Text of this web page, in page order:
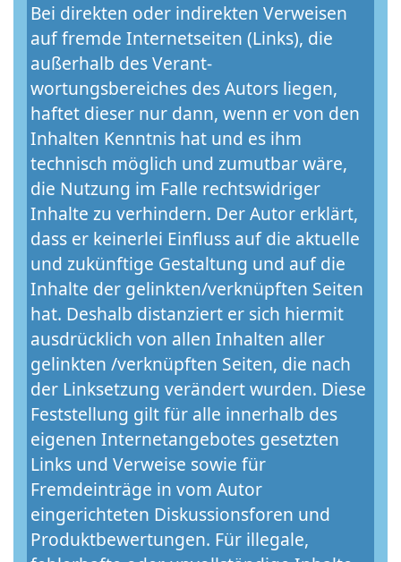
Bei direkten oder indirekten Verweisen
auf fremde Internetseiten (Links), die
außerhalb des Verant-
wortungsbereiches des Autors liegen,
haftet dieser nur dann, wenn er von den
Inhalten Kenntnis hat und es ihm
technisch möglich und zumutbar wäre,
die Nutzung im Falle rechtswidriger
Inhalte zu verhindern. Der Autor erklärt,
dass er keinerlei Einfluss auf die aktuelle
und zukünftige Gestaltung und auf die
Inhalte der gelinkten/verknüpften Seiten
hat. Deshalb distanziert er sich hiermit
ausdrücklich von allen Inhalten aller
gelinkten /verknüpften Seiten, die nach
der Linksetzung verändert wurden. Diese
Feststellung gilt für alle innerhalb des
eigenen Internetangebotes gesetzten
Links und Verweise sowie für
Fremdeinträge in vom Autor
eingerichteten Diskussionsforen und
Produktbewertungen. Für illegale,